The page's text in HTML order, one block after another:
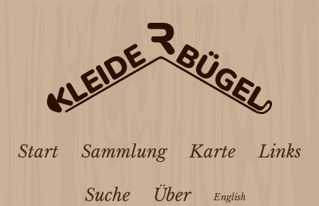
Start Sammlung Karte Links
Suche Über English